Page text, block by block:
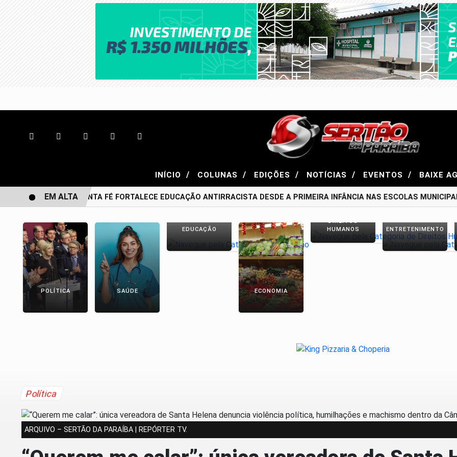
INÍCIO / COLUNAS / EDIÇÕES / NOTÍCIAS / EVENTOS / BAIXE
BONITO DE SANTA FÉ FORTALECE EDUCAÇÃO ANTIRRACISTA DESDE A PRIMEIRA INFÂNCIA NAS ESCOLAS
EM ALTA
POLÍTICA SAÚDE
EDUCAÇÃO
ECONOMIA
HUMANOS
ENTRETENIMENTO
Política
ARQUIVO – SERTÃO DA PARAÍBA | REPÓRTER TV.